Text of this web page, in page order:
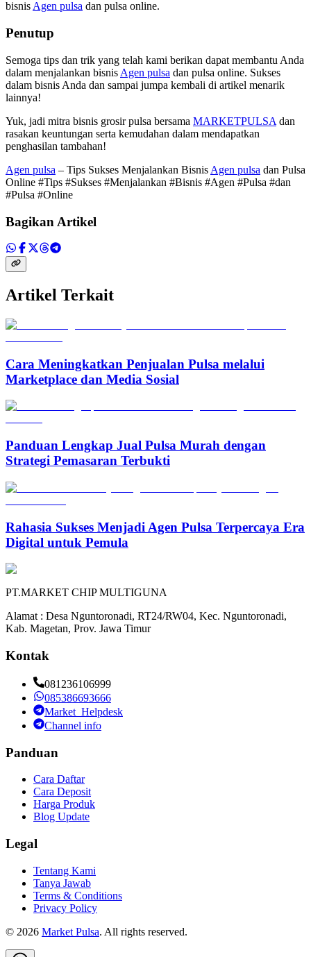
bisnis Agen pulsa dan pulsa online.
Penutup
Semoga tips dan trik yang telah kami berikan dapat membantu Anda
dalam menjalankan bisnis Agen pulsa dan pulsa online. Sukses
dalam bisnis Anda dan sampai jumpa kembali di artikel menarik
lainnya!
Yuk, jadi mitra bisnis grosir pulsa bersama MARKETPULSA dan
rasakan keuntungan serta kemudahan dalam mendapatkan
penghasilan tambahan!
Agen pulsa – Tips Sukses Menjalankan Bisnis Agen pulsa dan Pulsa
Online #Tips #Sukses #Menjalankan #Bisnis #Agen #Pulsa #dan
#Pulsa #Online
Bagikan Artikel
Artikel Terkait
Cara Meningkatkan Penjualan Pulsa melalui
Marketplace dan Media Sosial
Panduan Lengkap Jual Pulsa Murah dengan
Strategi Pemasaran Terbukti
Rahasia Sukses Menjadi Agen Pulsa Terpercaya Era
Digital untuk Pemula
PT.MARKET CHIP MULTIGUNA
Alamat : Desa Nguntoronadi, RT24/RW04, Kec. Nguntoronadi,
Kab. Magetan, Prov. Jawa Timur
Kontak
081236106999
085386693666
Market_Helpdesk
Channel info
Panduan
Cara Daftar
Cara Deposit
Harga Produk
Blog Update
Legal
Tentang Kami
Tanya Jawab
Terms & Conditions
Privacy Policy
© 2026 Market Pulsa. All rights reserved.